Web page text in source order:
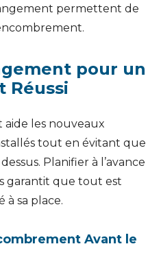
permettent de
pour un
Réussi
les nouveaux
tout en évitant que
Planifier à l’avance
garantit que tout est
à sa place.
Avant le